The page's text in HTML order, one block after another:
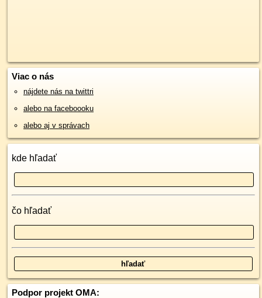
Viac o nás
nájdete nás na twittri
alebo na faceboooku
alebo aj v správach
kde hľadať
čo hľadať
Podpor projekt OMA: